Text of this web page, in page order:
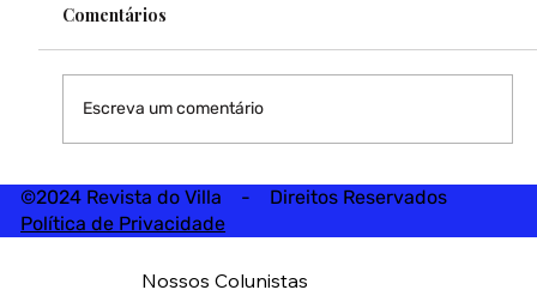
Comentários
Escreva um comentário
©2024 Revista do Villa - Direitos Reservados
Política de Privacidade
Nossos Colunistas